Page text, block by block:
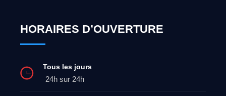
HORAIRES D’OUVERTURE
Tous les jours
24h sur 24h